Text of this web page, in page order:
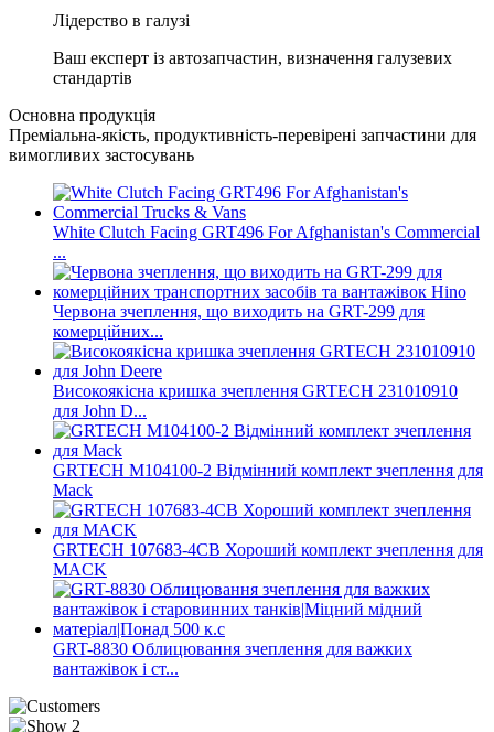
Лідерство в галузі
Ваш експерт із автозапчастин, визначення галузевих
стандартів
Основна продукція
Преміальна-якість, продуктивність-перевірені запчастини для
вимогливих застосувань
White Clutch Facing GRT496​ For Afghanistan's Commercial
...
Червона зчеплення, що виходить на GRT-299 для
комерційних...
Високоякісна кришка зчеплення GRTECH 231010910
для John D...
GRTECH M104100-2 Відмінний комплект зчеплення для
Mack
GRTECH 107683-4CB Хороший комплект зчеплення для
MACK
GRT-8830 Облицювання зчеплення для важких
вантажівок і ст...